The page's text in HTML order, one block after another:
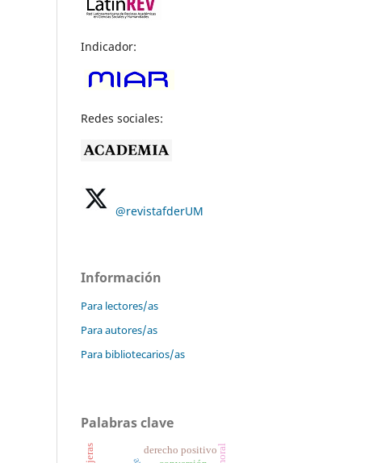
Indicador:
Redes sociales:
@revistafderUM
Información
Para lectores/as
Para autores/as
Para bibliotecarios/as
Palabras clave
derecho positivo